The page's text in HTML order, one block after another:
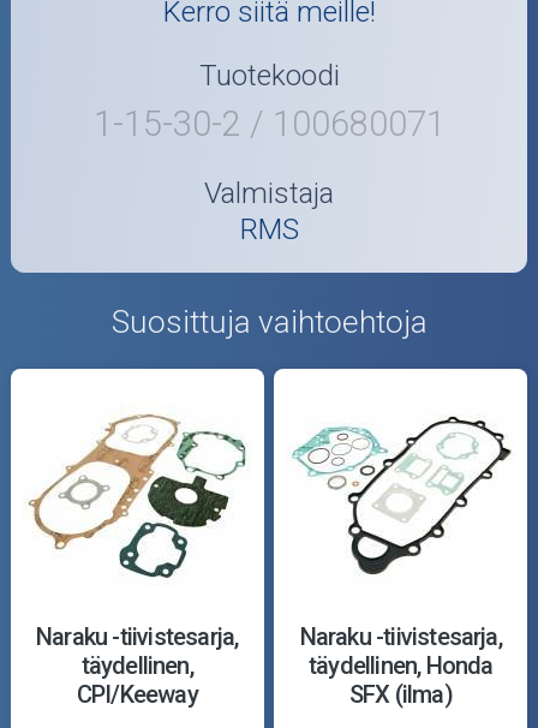
Kerro siitä meille!
Tuotekoodi
1-15-30-2 / 100680071
Valmistaja
RMS
Suosittuja vaihtoehtoja
Naraku -tiivistesarja,
täydellinen,
CPI/Keeway
Naraku -tiivistesarja,
täydellinen, Honda
SFX (ilma)